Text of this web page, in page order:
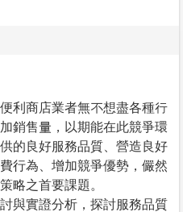
利商店業者無不想盡各種行
銷售量，以期能在此競爭環
的良好服務品質、營造良好
行為、增加競爭優勢，儼然
略之首要課題。
與實證分析，探討服務品質